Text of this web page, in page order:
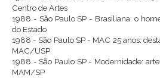
Centro de Artes
1988 - São Paulo SP - Brasiliana: o
do Estado
1988 - São Paulo SP - MAC 25 anos:
MAC/USP
1988 - São Paulo SP - Modernidade:
MAM/SP